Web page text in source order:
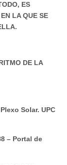
ES
LA QUE SE
DE LA
Solar. UPC
– Portal de